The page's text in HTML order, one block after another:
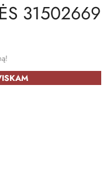
31502669